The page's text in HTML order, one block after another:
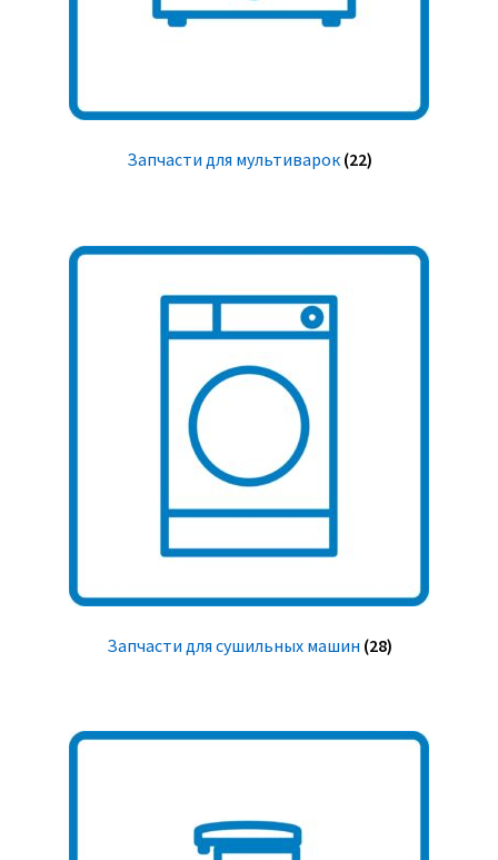
Запчасти для мультиварок (22)
Запчасти для сушильных машин (28)